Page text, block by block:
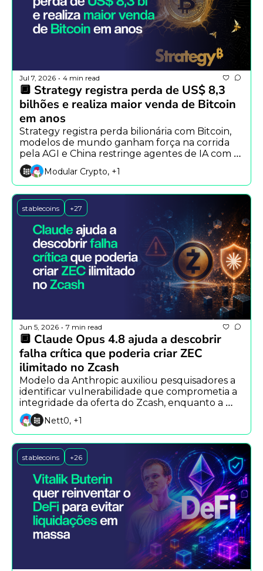
Jul 7, 2026 • 4 min read
🔲 Strategy registra perda de US$ 8,3
bilhões e realiza maior venda de Bitcoin
em anos
Strategy registra perda bilionária com Bitcoin,
modelos de mundo ganham força na corrida
pela AGI e China restringe agentes de IA com
personalidade.
Modular Crypto, +1
stablecoins +27
Jun 5, 2026 • 7 min read
🔲 Claude Opus 4.8 ajuda a descobrir
falha crítica que poderia criar ZEC
ilimitado no Zcash
Modelo da Anthropic auxiliou pesquisadores a
identificar vulnerabilidade que comprometia a
integridade da oferta do Zcash, enquanto a
empresa alerta para a autoevolução da IA e
líderes do setor projetam a chegada da AGI até
2030.
Nett0, +1
stablecoins +26